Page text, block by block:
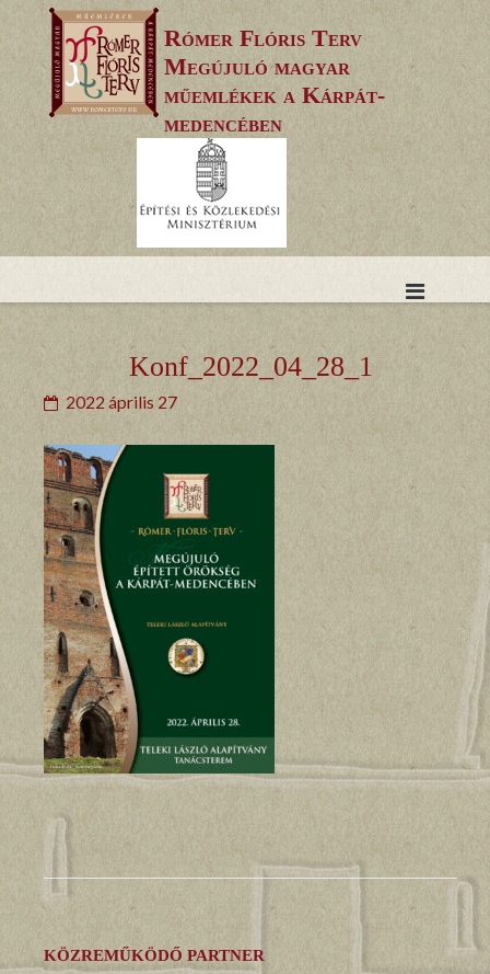
to
content
Rómer Flóris Terv
Megújuló magyar
műemlékek a Kárpát-
medencében
Konf_2022_04_28_1
2022 április 27
KÖZREMŰKÖDŐ PARTNER